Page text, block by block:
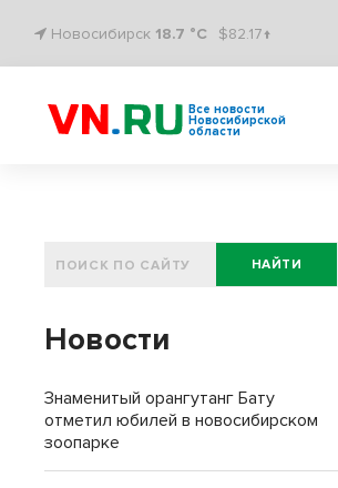
Новосибирск 18.7 °C $82.17↑
Все новости
Новосибирской
области
НАЙТИ
Новости
Знаменитый орангутанг Бату
отметил юбилей в новосибирском
зоопарке